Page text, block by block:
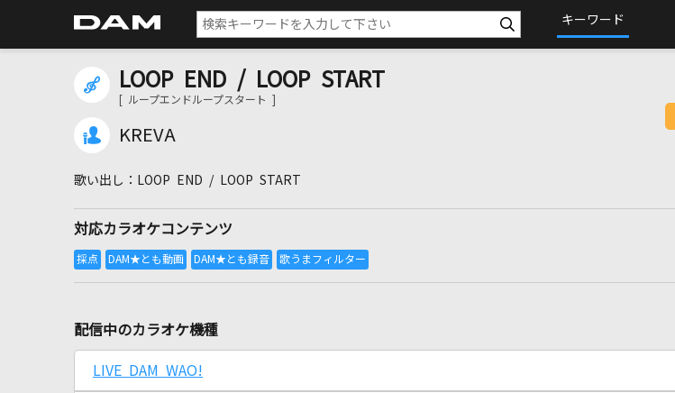
キーワード
LOOP END / LOOP START
[ ループエンドループスタート ]
KREVA
LOOP END / LOOP START
対応カラオケコンテンツ
配信中のカラオケ機種
LIVE DAM WAO!